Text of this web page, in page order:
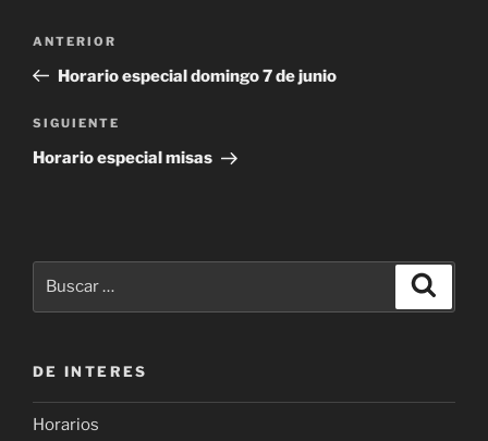
entradas
Entrada
anterior:
ANTERIOR
Horario especial domingo 7 de junio
Siguiente
entrada
SIGUIENTE
Horario especial misas
DE INTERES
Horarios